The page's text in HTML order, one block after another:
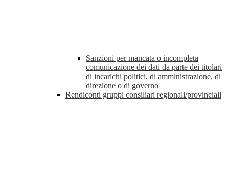
Sanzioni per mancata o incompleta
comunicazione dei dati da parte dei titolari
di incarichi politici, di amministrazione, di
direzione o di governo
Rendiconti gruppi consiliari regionali/provinciali